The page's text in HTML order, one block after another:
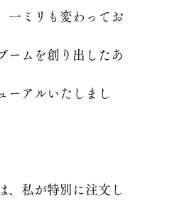
一ミリも変わってお
ームを創り出したあ
ーアルいたしまし
、私が特別に注文し